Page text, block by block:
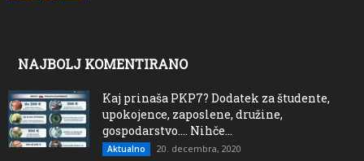
NAJBOLJ KOMENTIRANO
Kaj prinaša PKP7? Dodatek za študente,
upokojence, zaposlene, družine,
gospodarstvo…. Nihče...
Aktualno 20. decembra, 2020